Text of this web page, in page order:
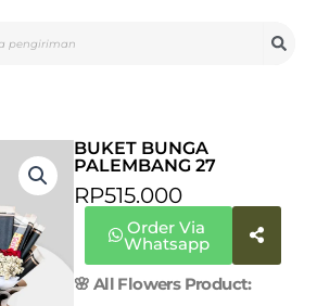
BUKET BUNGA
PALEMBANG 27
RP515.000
Order Via
Whatsapp
🌸 All Flowers Product: